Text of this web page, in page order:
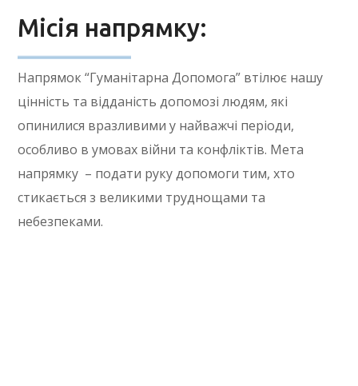
Місія напрямку:
Напрямок “Гуманітарна Допомога” втілює нашу
цінність та відданість допомозі людям, які
опинилися вразливими у найважчі періоди,
особливо в умовах війни та конфліктів. Мета
напрямку – подати руку допомоги тим, хто
стикається з великими труднощами та
небезпеками.